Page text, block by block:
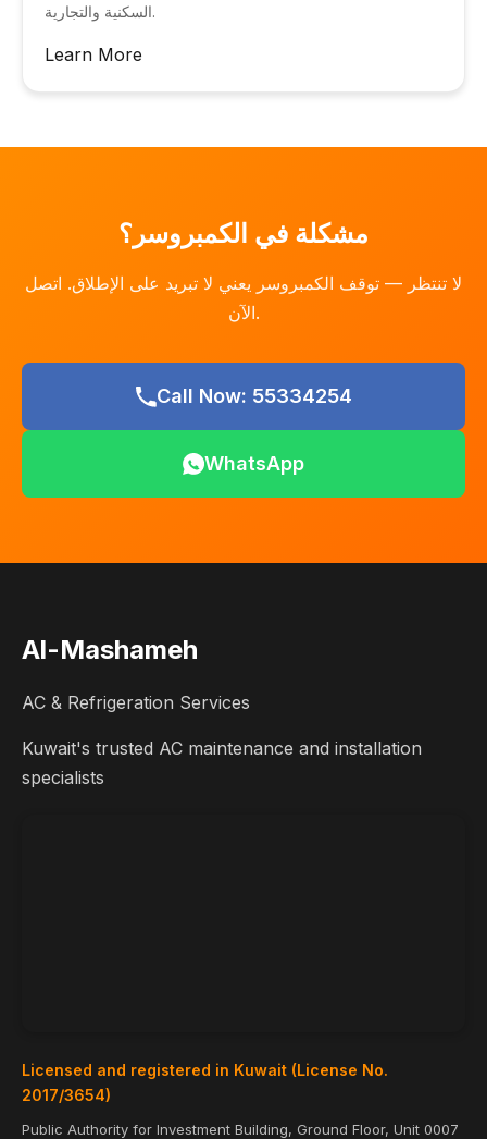
السكنية والتجارية.
Learn More
مشكلة في الكمبروسر؟
لا تنتظر — توقف الكمبروسر يعني لا تبريد على الإطلاق. اتصل
الآن.
Call Now: 55334254
WhatsApp
Al-Mashameh
AC & Refrigeration Services
Kuwait's trusted AC maintenance and installation
specialists
Licensed and registered in Kuwait (License No.
2017/3654)
Public Authority for Investment Building, Ground Floor, Unit 0007